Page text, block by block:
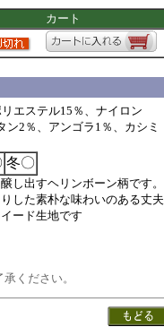
カート
エステル15％、ナイロン
ン2％、アンゴラ1％、カシミ
冬〇
し出すヘリンボーン柄です。
した素朴な味わいのある丈夫
ード生地です
ください。